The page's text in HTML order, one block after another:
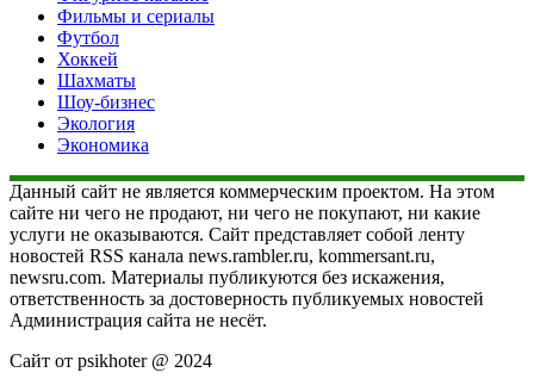
Фильмы и сериалы
Футбол
Хоккей
Шахматы
Шоу-бизнес
Экология
Экономика
Данный сайт не является коммерческим проектом. На этом
сайте ни чего не продают, ни чего не покупают, ни какие
услуги не оказываются. Сайт представляет собой ленту
новостей RSS канала news.rambler.ru, kommersant.ru,
newsru.com. Материалы публикуются без искажения,
ответственность за достоверность публикуемых новостей
Администрация сайта не несёт.
Сайт от psikhoter @ 2024